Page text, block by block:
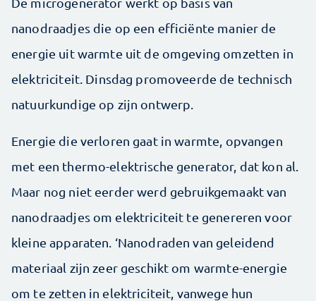
nanodraadjes die op een efficiënte manier de
energie uit warmte uit de omgeving omzetten in
elektriciteit. Dinsdag promoveerde de technisch
natuurkundige op zijn ontwerp.
Energie die verloren gaat in warmte, opvangen
met een thermo-elektrische generator, dat kon al.
Maar nog niet eerder werd gebruikgemaakt van
nanodraadjes om elektriciteit te genereren voor
kleine apparaten. ‘Nanodraden van geleidend
materiaal zijn zeer geschikt om warmte-energie
om te zetten in elektriciteit, vanwege hun